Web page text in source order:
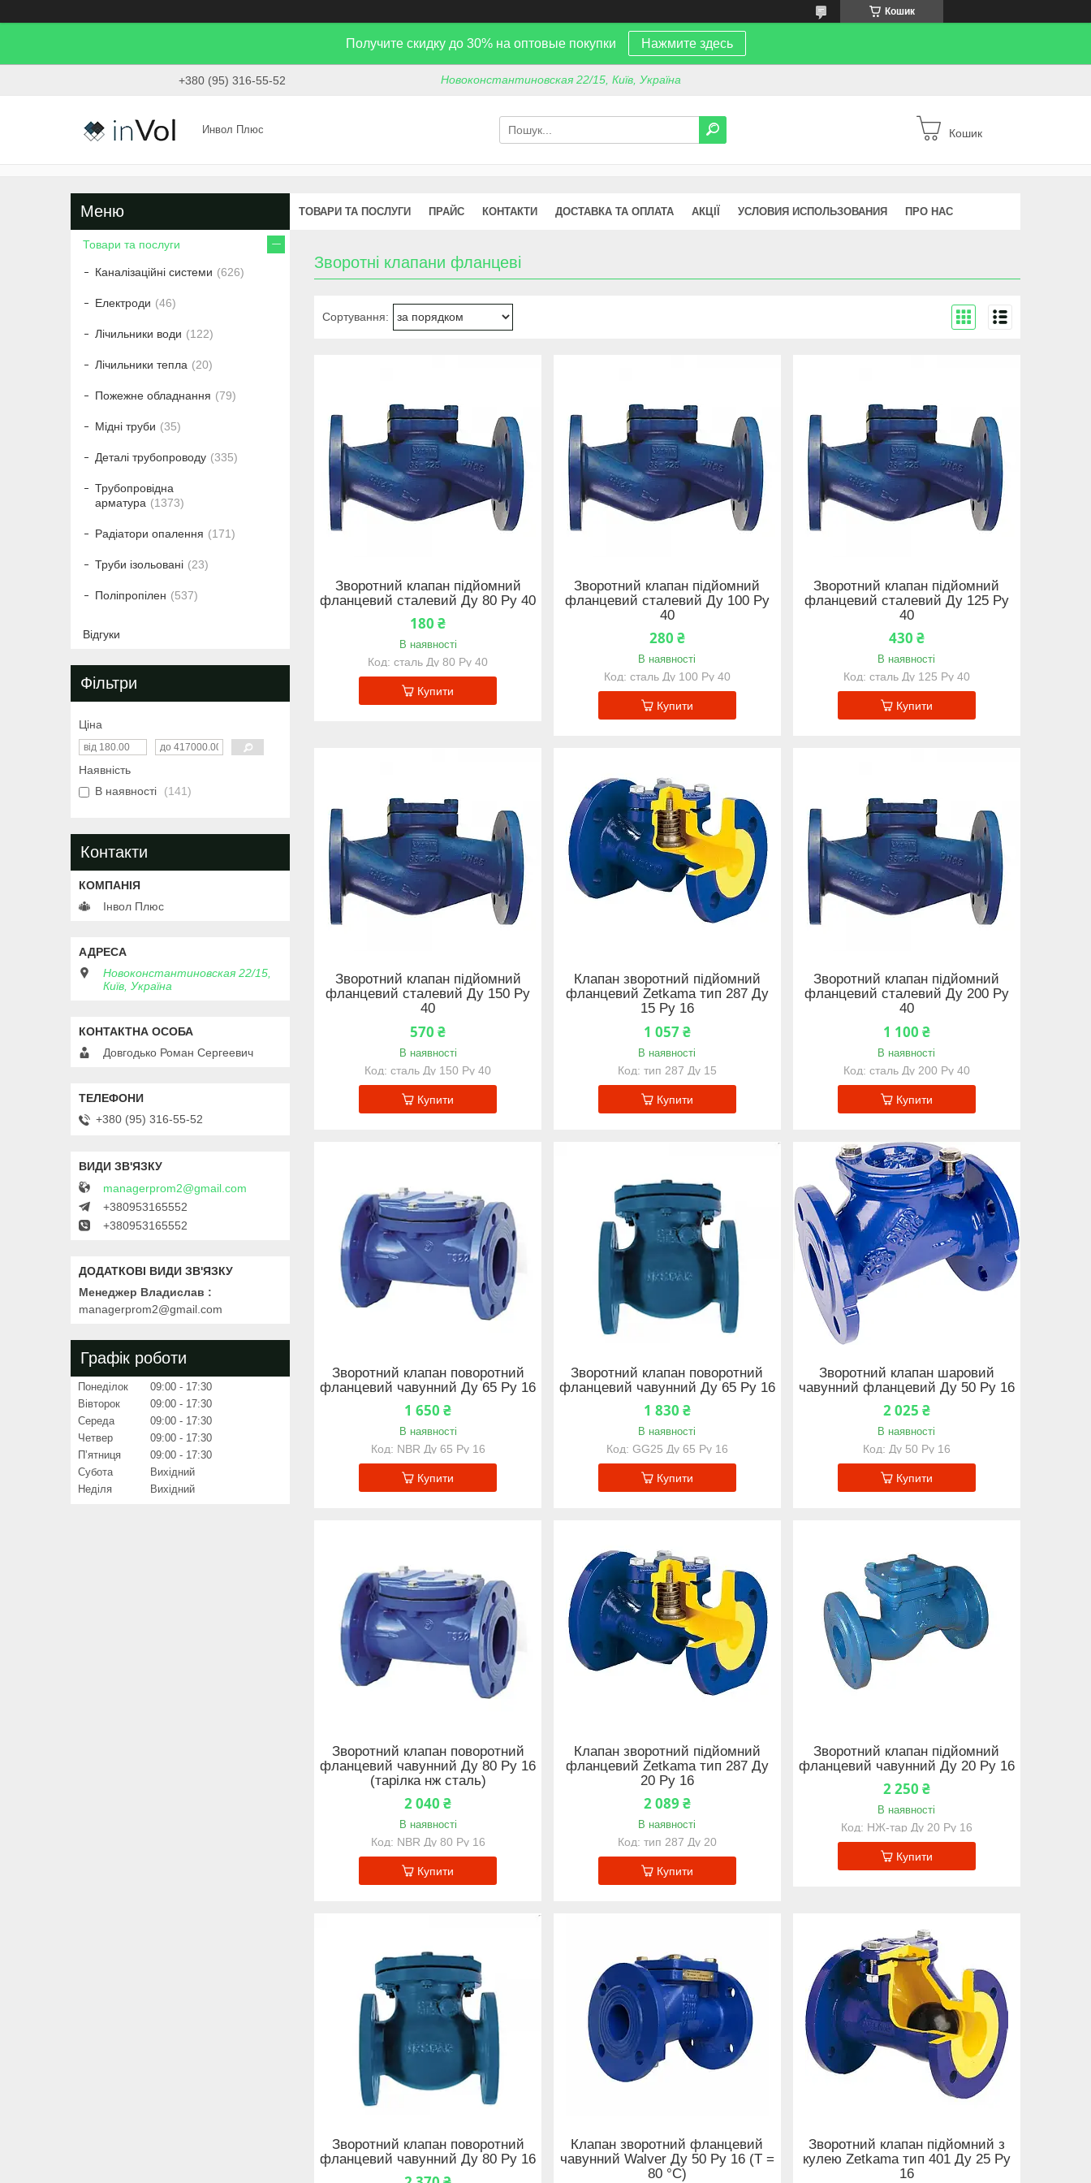
Кошик
Получите скидку до 30% на оптовые покупки Нажмите здесь
+380 (95) 316-55-52 Новоконстантиновская 22/15, Київ, Україна
Инвол Плюс Кошик
ТОВАРИ ТА ПОСЛУГИ ПРАЙС КОНТАКТИ ДОСТАВКА ТА ОПЛАТА АКЦІЇ УСЛОВИЯ ИСПОЛЬЗОВАНИЯ ПРО НАС
Зворотні клапани фланцеві
Зворотний клапан підйомний
фланцевий сталевий Ду 80 Ру 40
180 ₴
В наявності
сталь Ду 80 Ру 40
Купити
Зворотний клапан підйомний
фланцевий сталевий Ду 100 Ру
40
280 ₴
В наявності
сталь Ду 100 Ру 40
Купити
Зворотний клапан підйомний
фланцевий сталевий Ду 125 Ру
40
430 ₴
В наявності
сталь Ду 125 Ру 40
Купити
Зворотний клапан підйомний
фланцевий сталевий Ду 150 Ру
40
570 ₴
В наявності
сталь Ду 150 Ру 40
Купити
Клапан зворотний підйомний
фланцевий Zetkama тип 287 Ду
15 Ру 16
1 057 ₴
В наявності
тип 287 Ду 15
Купити
Зворотний клапан підйомний
фланцевий сталевий Ду 200 Ру
40
1 100 ₴
В наявності
сталь Ду 200 Ру 40
Купити
Зворотний клапан поворотний
фланцевий чавунний Ду 65 Ру 16
1 650 ₴
В наявності
NBR Ду 65 Ру 16
Купити
Зворотний клапан поворотний
фланцевий чавунний Ду 65 Ру 16
1 830 ₴
В наявності
GG25 Ду 65 Ру 16
Купити
Зворотний клапан шаровий
чавунний фланцевий Ду 50 Ру 16
2 025 ₴
В наявності
Ду 50 Ру 16
Купити
Зворотний клапан поворотний
фланцевий чавунний Ду 80 Ру 16
(тарілка нж сталь)
2 040 ₴
В наявності
NBR Ду 80 Ру 16
Купити
Клапан зворотний підйомний
фланцевий Zetkama тип 287 Ду
20 Ру 16
2 089 ₴
В наявності
тип 287 Ду 20
Купити
Зворотний клапан підйомний
фланцевий чавунний Ду 20 Ру 16
2 250 ₴
В наявності
НЖ-тар Ду 20 Ру 16
Купити
Зворотний клапан поворотний
фланцевий чавунний Ду 80 Ру 16
Клапан зворотний фланцевий
чавунний Walver Ду 50 Ру 16 (Т =
80 °С)
Зворотний клапан підйомний з
кулею Zetkama тип 401 Ду 25 Ру
16
Товари та послуги
Каналізаційні системи 626
Електроди 46
Лічильники води 122
Лічильники тепла 20
Пожежне обладнання 79
Мідні труби 35
Деталі трубопроводу 335
Трубопровідна
арматура
1373
Радіатори опалення 171
Труби ізольовані 23
Поліпропілен 537
Відгуки
Фільтри
Ціна
Наявність
В наявності
141
Контакти
Інвол Плюс
Новоконстантиновская 22/15,
Київ, Україна
Довгодько Роман Сергеевич
+380 (95) 316-55-52
managerprom2@gmail.com
+380953165552
+380953165552
Менеджер Владислав
managerprom2@gmail.com
Графік роботи
Понеділок 09:00
17:30
Вівторок
09:00
17:30
Середа
09:00
17:30
Четвер
09:00
17:30
Пʼятниця
09:00
17:30
Субота
Вихідний
Неділя
Вихідний